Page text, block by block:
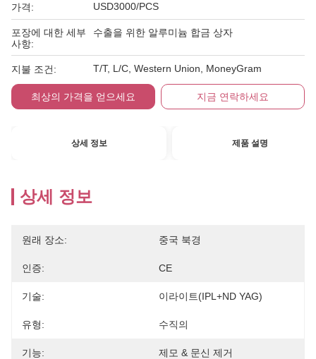
가격: USD3000/PCS
포장에 대한 세부
사항:
수출을 위한 알루미늄 합금 상자
지불 조건: T/T, L/C, Western Union, MoneyGram
최상의 가격을 얻으세요 지금 연락하세요
상세 정보 제품 설명
상세 정보
원래 장소: 중국 북경
인증: CE
기술: 이라이트(IPL+ND YAG)
유형: 수직의
기능: 제모 & 문신 제거